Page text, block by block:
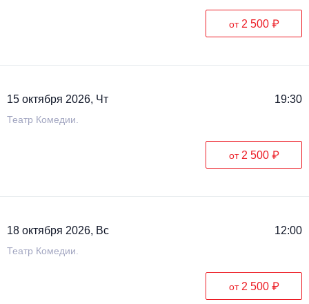
от 2 500 ₽
15 октября 2026, Чт 19:30
Театр Комедии.
от 2 500 ₽
18 октября 2026, Вс 12:00
Театр Комедии.
от 2 500 ₽